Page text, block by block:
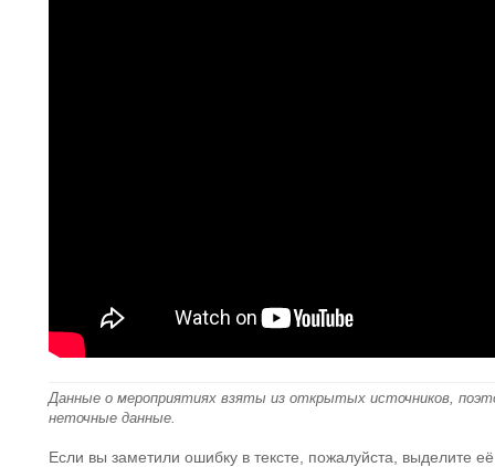
Данные о мероприятиях взяты из открытых источников,
неточные данные.
Если вы заметили ошибку в тексте, пожалуйста, выделите